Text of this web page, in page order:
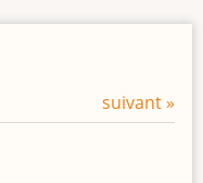
suivant »